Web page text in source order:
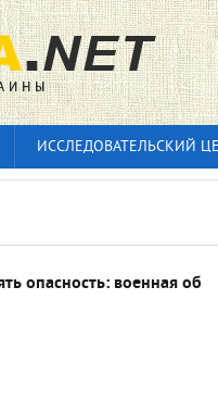
ИССЛЕДОВАТЕЛЬСКИЙ
опасность: военная об